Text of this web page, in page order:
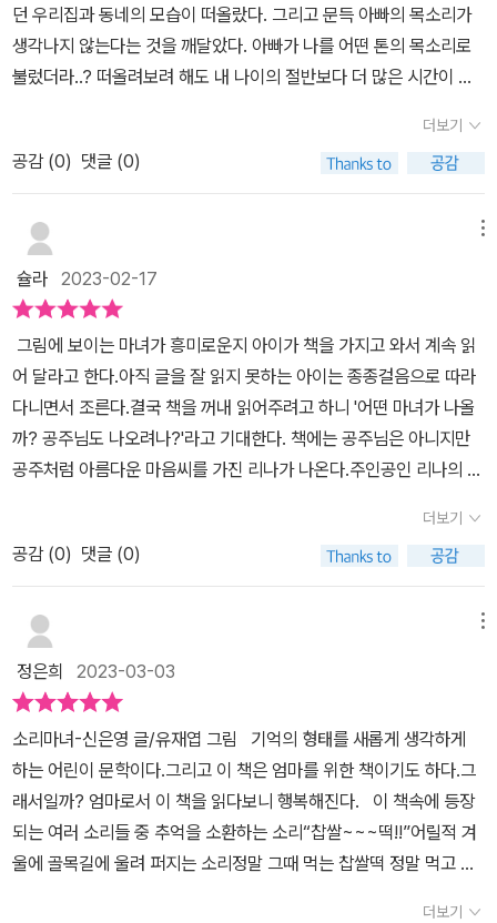
던 우리집과 동네의 모습이 떠올랐다. 그리고 문득 아빠의 목소리가
생각나지 않는다는 것을 깨달았다. 아빠가 나를 어떤 톤의 목소리로
불렀더라..? 떠올려보려 해도 내 나이의 절반보다 더 많은 시간이 흘
소리를 잃어버린 거구나.. 싶었다. 아빠가 살아계실 적 동네 이웃들과
어울리는 시간이 많았던 그 시절의 소리들도 그립다는 생각이 들었
다. 나도 소리마녀를 만날 수 있다면, 나의 소중한 소리를 다시 들어볼
수 있을까?​리나의 엄마는 심각한 수면장애를 겪고 있었다. 잠을 잘
못자는 엄마가 걱정되었던 리나는 매일 어떻게 하면 엄마가 푹 잠들
수 있는지를 고민하는 착한 아이였다. 엄마는 어릴 적 아빠가 만들고
엄마가 불러주던 자장가를 들으면 푹 잘 수 있을 것 같은데, 가사도 소
리도 전혀 기억이 나지 않는다고 했다. 리나는 엄마의 자장가를 찾아
주고 싶어도 방법이 없으니 그저 속상하기만 했다. 그런 리나 앞에 소
리마녀가 나타났다. 다른 아이들에겐 들리지 않는다는 소리에 이끌려
만난 소리마녀에게서 엄마의 자장가를 찾을 수 있는 희망을 발견한
리나는 아무리 어렵고 무서운 일이라고 해도 엄마를 위해 해내기로
마음 먹는다.​독특하면서도 귀여운 상상의 동화면서도 소리의 소중함
을 생각해볼 수 있는 예쁜 이야기였다. 아이와 함께 읽는다면, 지금 내
더보기
공감 (0) 댓글 (0)
슐라 2023-02-17
​​ 그림에 보이는 마녀가 흥미로운지 아이가 책을 가지고 와서 계속 읽
어 달라고 한다.아직 글을 잘 읽지 못하는 아이는 종종걸음으로 따라
다니면서 조른다.결국 책을 꺼내 읽어주려고 하니 '어떤 마녀가 나올
까? 공주님도 나오려나?'라고 기대한다. 책에는 공주님은 아니지만
공주처럼 아름다운 마음씨를 가진 리나가 나온다.주인공인 리나의 엄
를 사랑하며 살뜰하게 챙기려고 하는 소녀다. 리나의 모습을 보면서
작은 것 하나하나 챙겨주려고 하는 딸의 모습이 겹쳤다. 엄마의 불면
증이 없어지기를 바라는 마음을 가지고 있던 리나는 엄마의 불면증을
없애기 위해 용기를 내고 행동으로 옮긴다. 생각에서 그치지 않고 실
는 생각이 들었다. 아이가 제일 재미있고 흥미롭게 듣고 보던 장면은
동굴에서 마녀가 울고 있는 모습이었다.'마녀가 잉잉거리며 울고 있어
요. 왜 우는지 궁금해요'라며 재촉한다. 슬픈 것을 제일 무서워하는 마
녀가 우니 동굴도 함께 운다.아이는 이 부분이 재미있는지 여러 번 읽
어달라고 부탁했다. 마녀가 들고 다니는 피리, 소리 마녀, 리나, 엄마
등중간중간 들어 있는 삽화가 내용의 느낌을 너무 신비롭고 흥미롭게
잘 표현하고 있어서 자꾸 눈이 간다. 나는 리나의 외할머니처럼 아이
들이 가지고 싶은 것을 쉽게 사주는 부모가 아니다.아이가 버릇 나빠
더보기
공감 (0) 댓글 (0)
정은희 2023-03-03
소리마녀-신은영 글/유재엽 그림 기억의 형태를 새롭게 생각하게
하는 어린이 문학이다.그리고 이 책은 엄마를 위한 책이기도 하다.그
래서일까? 엄마로서 이 책을 읽다보니 행복해진다. 이 책속에 등장
되는 여러 소리들 중 추억을 소환하는 소리“찹쌀~~~떡!!”어릴적 겨
울에 골목길에 울려 퍼지는 소리정말 그때 먹는 찹쌀떡 정말 먹고 싶
더보기